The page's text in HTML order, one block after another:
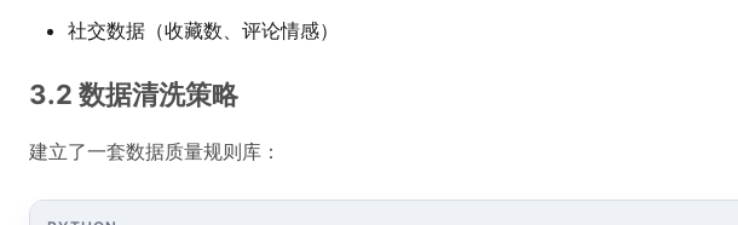
社交数据（收藏数、评论情感）
3.2 数据清洗策略
建立了一套数据质量规则库：